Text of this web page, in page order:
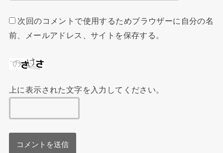
次回のコメントで使用するためブラウザーに自分の名
前、メールアドレス、サイトを保存する。
上に表示された文字を入力してください。